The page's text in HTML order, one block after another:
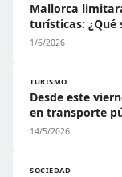
Mallorca
turísticas:
1/6/2026
TURISMO
Desde este
en transporte
14/5/2026
SOCIEDAD